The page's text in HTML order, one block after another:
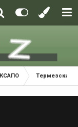
КСАПО Термезский